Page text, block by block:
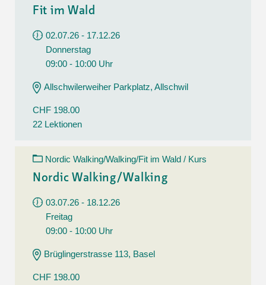
Fit im Wald
02.07.26 - 17.12.26
Donnerstag
09:00 - 10:00 Uhr
Allschwilerweiher Parkplatz, Allschwil
CHF 198.00
22 Lektionen
Nordic Walking/Walking/Fit im Wald / Kurs
Nordic Walking/Walking
03.07.26 - 18.12.26
Freitag
09:00 - 10:00 Uhr
Brüglingerstrasse 113, Basel
CHF 198.00